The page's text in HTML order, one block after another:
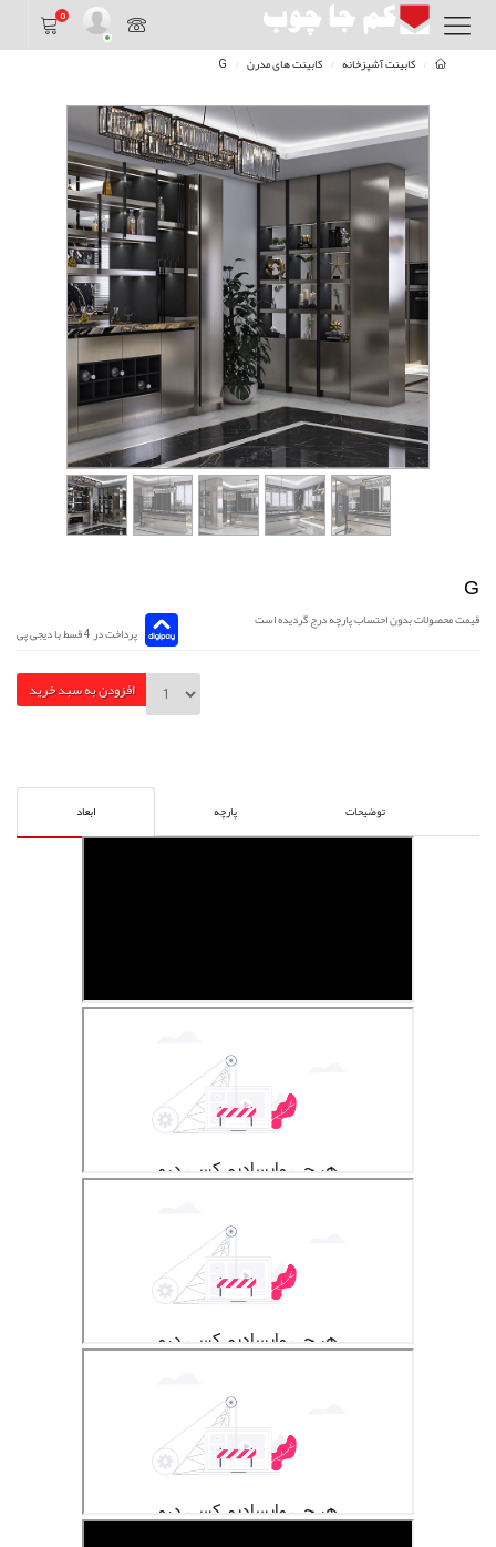
0
کابینت آشپزخانه کابینت های مدرن G
G
قیمت محصولات بدون احتساب پارچه درج گردیده است
پرداخت در 4 قسط با دیجی پی
افزودن به سبد خرید
توضیحات پارچه ابعاد